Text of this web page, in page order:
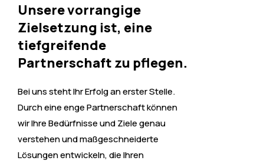
Unsere vorrangige
Zielsetzung ist, eine
tiefgreifende
Partnerschaft zu pflegen.
Bei uns steht Ihr Erfolg an erster Stelle.
Durch eine enge Partnerschaft können
wir Ihre Bedürfnisse und Ziele genau
verstehen und maßgeschneiderte
Lösungen entwickeln, die Ihren